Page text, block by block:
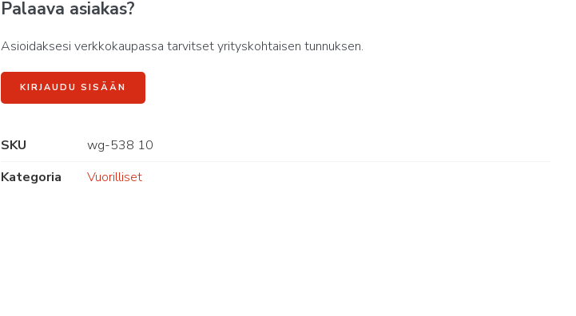
Palaava asiakas?
Asioidaksesi verkkokaupassa tarvitset yrityskohtaisen tunnuksen.
KIRJAUDU SISÄÄN
SKU
wg-538 10
Kategoria
Vuorilliset